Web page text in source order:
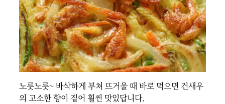
노릇노릇~ 바삭하게 부쳐 뜨거울 때 바로 먹으면 건새우
의 고소한 향이 짙어 훨씬 맛있답니다.